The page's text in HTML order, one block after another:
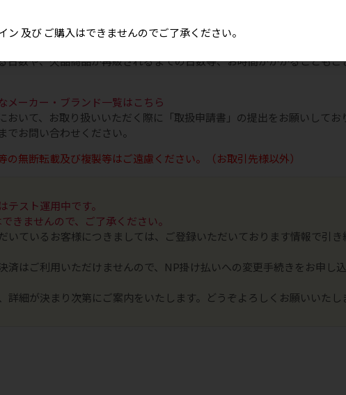
日数や、欠品商品が再販されるまでの日数等、お時間がかかることも
ーカー・ブランド一覧はこちら
おいて、お取り扱いいただく際に「取扱申請書」の提出をお願いしてお
お問い合わせください。
の無断転載及び複製等はご遠慮ください。（お取引先様以外）
テスト運用中です。
きませんので、ご了承ください。
いているお客様につきましては、ご登録いただいております情報で引
済はご利用いただけませんので、NP掛け払いへの変更手続きをお申し
詳細が決まり次第にご案内をいたします。どうぞよろしくお願いいたし
及び ご購入はできませんのでご了承ください。